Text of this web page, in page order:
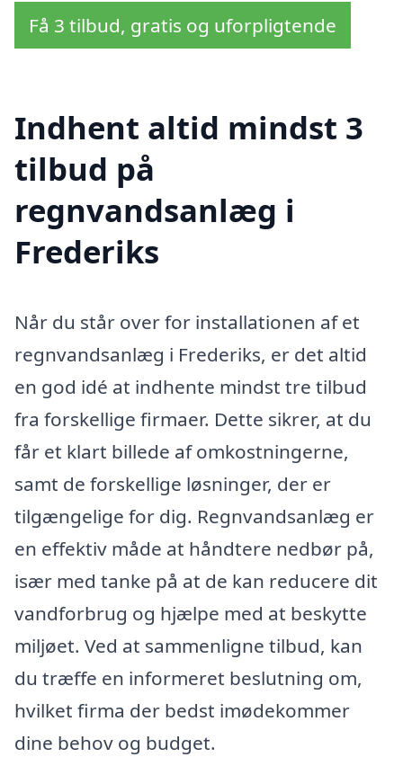
Få 3 tilbud, gratis og uforpligtende
Indhent altid mindst 3
tilbud på
regnvandsanlæg i
Frederiks
Når du står over for installationen af et
regnvandsanlæg i Frederiks, er det altid
en god idé at indhente mindst tre tilbud
fra forskellige firmaer. Dette sikrer, at du
får et klart billede af omkostningerne,
samt de forskellige løsninger, der er
tilgængelige for dig. Regnvandsanlæg er
en effektiv måde at håndtere nedbør på,
især med tanke på at de kan reducere dit
vandforbrug og hjælpe med at beskytte
miljøet. Ved at sammenligne tilbud, kan
du træffe en informeret beslutning om,
hvilket firma der bedst imødekommer
dine behov og budget.